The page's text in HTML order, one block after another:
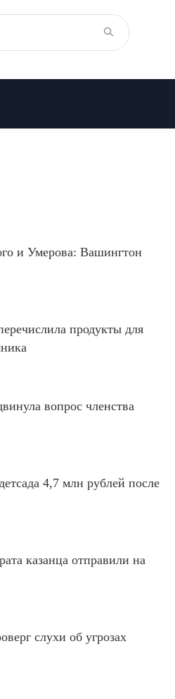
и Умерова: Вашингтон
продукты для
вопрос членства
4,7 млн рублей после
казанца отправили на
слухи об угрозах